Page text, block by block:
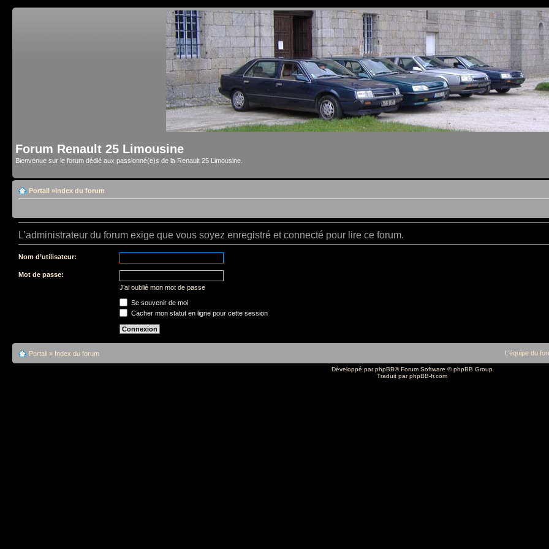
Forum Renault 25 Limousine
Bienvenue sur le forum dédié aux passionné(e)s de la Renault 25 Limousine.
Portail »Index du forum
L’administrateur du forum exige que vous soyez enregistré et connecté pour lire ce forum.
Nom d’utilisateur:
Mot de passe:
J’ai oublié mon mot de passe
Se souvenir de moi
Cacher mon statut en ligne pour cette session
Portail » Index du forum L’équipe du
Développé parphpBB® Forum Software © phpBB Group
Traduit parphpBB-fr.com